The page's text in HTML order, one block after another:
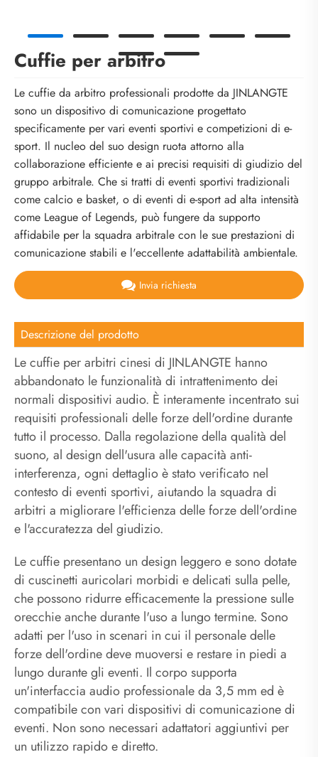
Cuffie per arbitro
Le cuffie da arbitro professionali prodotte da JINLANGTE
sono un dispositivo di comunicazione progettato
specificamente per vari eventi sportivi e competizioni di e-
sport. Il nucleo del suo design ruota attorno alla
collaborazione efficiente e ai precisi requisiti di giudizio del
gruppo arbitrale. Che si tratti di eventi sportivi tradizionali
come calcio e basket, o di eventi di e-sport ad alta intensità
come League of Legends, può fungere da supporto
affidabile per la squadra arbitrale con le sue prestazioni di
comunicazione stabili e l'eccellente adattabilità ambientale.
Invia richiesta
Descrizione del prodotto
Le cuffie per arbitri cinesi di JINLANGTE hanno
abbandonato le funzionalità di intrattenimento dei
normali dispositivi audio. È interamente incentrato sui
requisiti professionali delle forze dell'ordine durante
tutto il processo. Dalla regolazione della qualità del
suono, al design dell'usura alle capacità anti-
interferenza, ogni dettaglio è stato verificato nel
contesto di eventi sportivi, aiutando la squadra di
arbitri a migliorare l'efficienza delle forze dell'ordine
e l'accuratezza del giudizio.
Le cuffie presentano un design leggero e sono dotate
di cuscinetti auricolari morbidi e delicati sulla pelle,
che possono ridurre efficacemente la pressione sulle
orecchie anche durante l'uso a lungo termine. Sono
adatti per l'uso in scenari in cui il personale delle
forze dell'ordine deve muoversi e restare in piedi a
lungo durante gli eventi. Il corpo supporta
un'interfaccia audio professionale da 3,5 mm ed è
compatibile con vari dispositivi di comunicazione di
eventi. Non sono necessari adattatori aggiuntivi per
un utilizzo rapido e diretto.